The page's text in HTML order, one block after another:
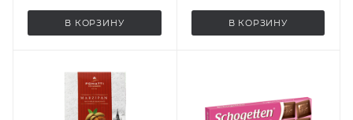
В КОРЗИНУ В КОРЗИНУ